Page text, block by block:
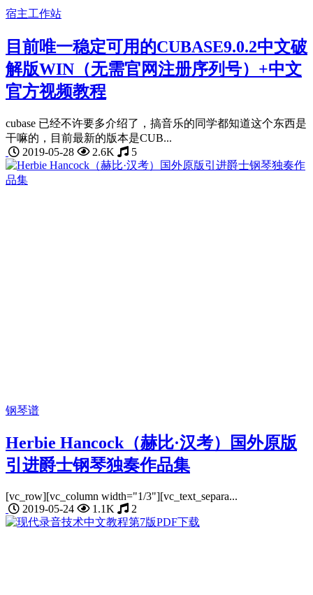
宿主工作站
目前唯一稳定可用的CUBASE9.0.2中文破
解版WIN（无需官网注册序列号）+中文
官方视频教程
cubase 已经不许要多介绍了，搞音乐的同学都知道这个东西是
干嘛的，目前最新的版本是CUB...
2019-05-28
2.6K 5
钢琴谱
Herbie Hancock（赫比·汉考）国外原版
引进爵士钢琴独奏作品集
[vc_row][vc_column width="1/3"][vc_text_separa...
2019-05-24
1.1K 2